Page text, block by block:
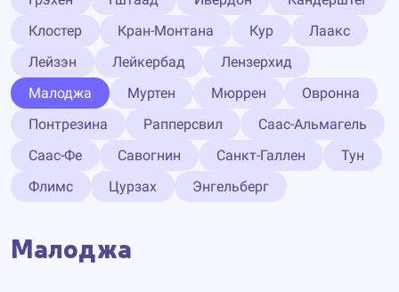
Клостер
Кран-Монтана Кур
Лаакс
Лейзэн
Лейкербад
Лензерхид
Малоджа
Муртен Мюррен
Овронна
Понтрезина
Рапперсвил
Саас-Альмагель
Саас-Фе
Савогнин Санкт-Галлен
Тун
Флимс
Цурзах Энгельберг
Малоджа